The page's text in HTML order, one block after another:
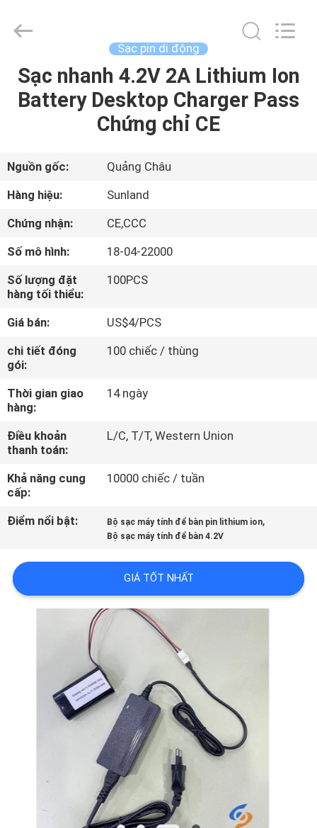
TRANG
CHỦ
SẢN
PHẨM
VỀ
CHÚNG
TÔI
THAM
QUAN
NHÀ
MÁY
KIỂM
SOÁT
LƯỢNG
LIÊN
TRƯỜNG
Guang
Energy
Technology
Sạc pin di động
Sạc nhanh 4.2V 2A Lithium Ion
Battery Desktop Charger Pass
Chứng chỉ CE
Nguồn gốc:
Quảng Châu
Hàng hiệu:
Sunland
Chứng nhận:
CE,CCC
Số mô hình:
18-04-22000
Số lượng đặt
hàng tối thiểu:
100PCS
Giá bán:
US$4/PCS
chi tiết đóng
gói:
100 chiếc / thùng
Thời gian giao
hàng:
14 ngày
Điều khoản
thanh toán:
L/C, T/T, Western Union
Khả năng cung
cấp:
10000 chiếc / tuần
Điểm nổi bật: Bộ sạc máy tính để bàn pin lithium ion,
Bộ sạc máy tính để bàn 4.2V
GIÁ TỐT NHẤT